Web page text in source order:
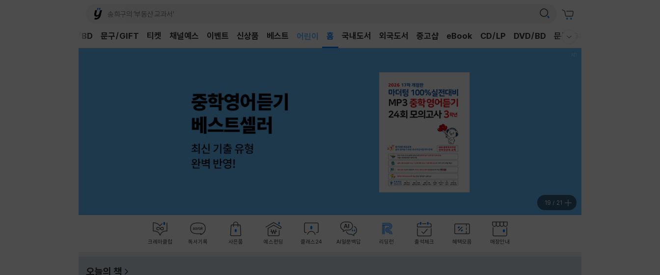
채널예스 이벤트 신상품 베스트
어린이
독후감
홈 국내도서 외국도서 중고샵 eBook CD/LP DVD/BD 문구/GIFT
DVD/BD 문구/GIFT 티켓
19 / 21
크레마클럽 독서기록 사은품 예스펀딩 클래스24 AI일문백답 리딩런 출석체크 혜택모음 매장안내
오늘의 책